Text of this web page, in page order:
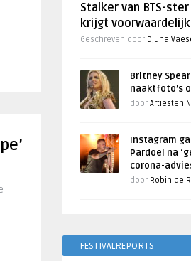
Stalker van BTS-
krijgt
Geschreven door Djuna
Britney
naaktfoto’s
door Artiesten
Instagram
Pardoel na
corona-
door Robin de
FESTIVALREPORTS